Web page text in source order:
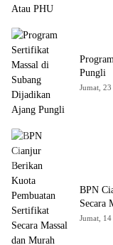
Pungli
Jumat,
BPN
Secara
Jumat,